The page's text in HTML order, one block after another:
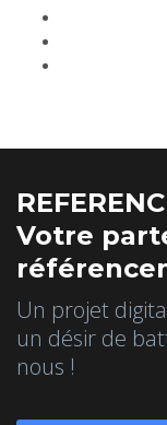
Votre
Un projet
un désir de
nous !